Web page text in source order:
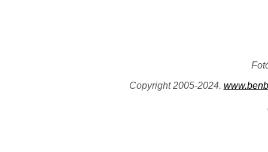
Copyright 2005-2024.